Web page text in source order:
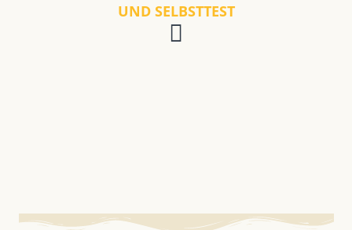
UND SELBSTTEST